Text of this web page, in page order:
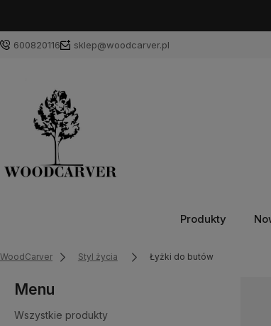
600820116 sklep@woodcarver.pl
Produkty
WoodCarver Styl życia Łyżki do butów
Menu
Wszystkie produkty